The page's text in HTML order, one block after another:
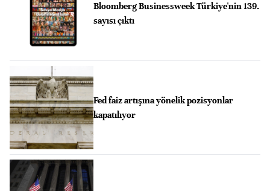
Bloomberg Businessweek Türkiye'nin 139.
sayısı çıktı
Fed faiz artışına yönelik pozisyonlar
kapatılıyor